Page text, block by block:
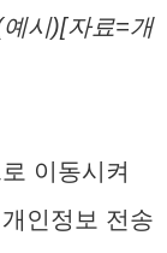
시)[자료=개
이동시켜
인정보 전송